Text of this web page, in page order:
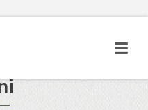
le stiai despre